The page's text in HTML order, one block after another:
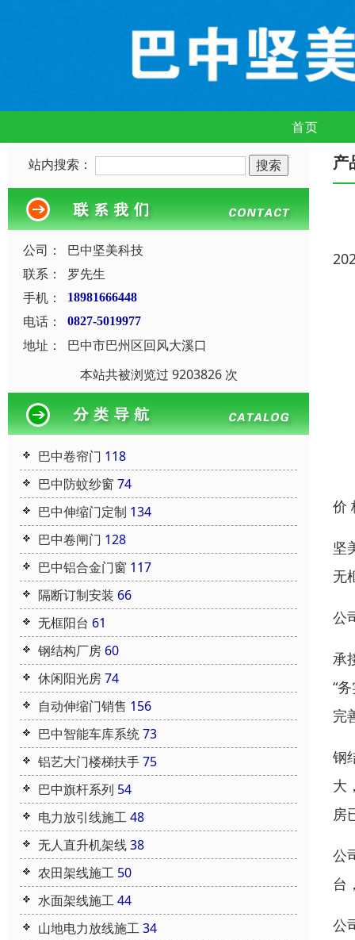
首页
站内搜索：
公司：
巴中坚美科技
联系：
罗先生
手机：
18981666448
电话： 0827-5019977
地址：
巴中市巴州区回风大溪口
本站共被浏览过 9203826 次
巴中卷帘门 118
巴中防蚊纱窗 74
巴中伸缩门定制 134
巴中卷闸门 128
巴中铝合金门窗 117
隔断订制安装 66
无框阳台 61
钢结构厂房 60
休闲阳光房74
自动伸缩门销售 156
巴中智能车库系统73
铝艺大门楼梯扶手75
巴中旗杆系列 54
电力放引线施工48
无人直升机架线38
农田架线施工 50
水面架线施工44
山地电力放线施工34
产
价
坚
无
公
承
“
完
钢
大
房
公
台
公